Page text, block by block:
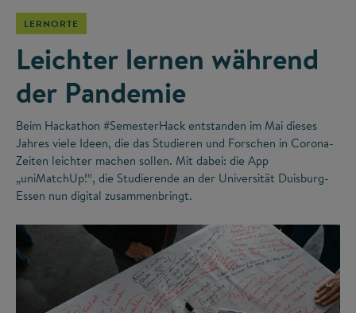
LERNORTE
Leichter lernen während
der Pandemie
Beim Hackathon #SemesterHack entstanden im Mai dieses
Jahres viele Ideen, die das Studieren und Forschen in Corona-
Zeiten leichter machen sollen. Mit dabei: die App
„uniMatchUp!“, die Studierende an der Universität Duisburg-
Essen nun digital zusammenbringt.